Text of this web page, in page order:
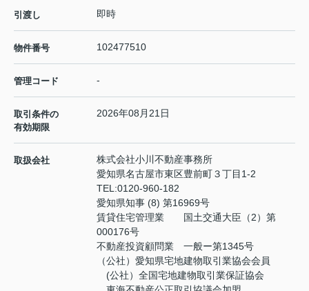
引渡し 即時
物件番号 102477510
管理コード -
取引条件の
有効期限
2026年08月21日
取扱会社
株式会社小川不動産事務所
愛知県名古屋市東区豊前町３丁目1-2
TEL:0120-960-182
愛知県知事 (8) 第16969号
賃貸住宅管理業 国土交通大臣（2）第
000176号
不動産投資顧問業 一般ー第1345号
（公社）愛知県宅地建物取引業協会会員
(公社）全国宅地建物取引業保証協会